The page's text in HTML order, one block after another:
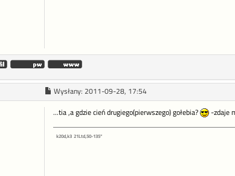
Wysłany: 2011-09-28, 17:54
...tia ,a gdzie cień drugiego(pierwszego) gołebia? -zdaje
k20d,k3 21Ltd,50-135*